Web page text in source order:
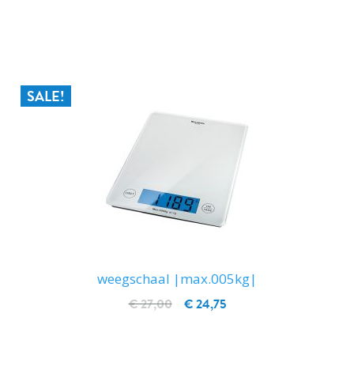
SALE!
weegschaal |max.005kg|
€ 24,75
€ 27,00